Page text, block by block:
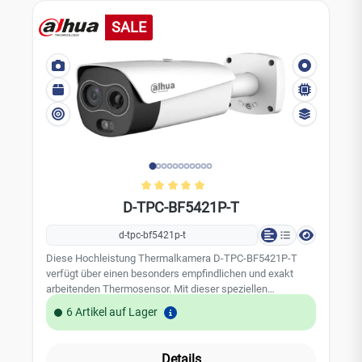
SALE
Durchschnittliche Bewertung von
D-TPC-BF5421P-T
d-tpc-bf5421p-t
Diese Hochleistung Thermalkamera D-TPC-BF5421P-T
verfügt über einen besonders empfindlichen und exakt
arbeitenden Thermosensor. Mit dieser speziellen
Sensortechnologie ist es möglich Temperaturen mit einer
Messgenauigkeit von bis +/- 0,3 °C zu ermitteln und
Spezialkamera zusammen mit dem Referenzwert Sensor
6 Artikel auf Lager